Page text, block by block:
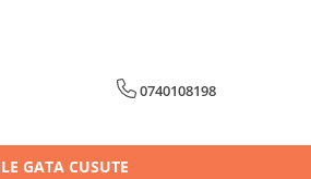
0740108198
GATA CUSUTE